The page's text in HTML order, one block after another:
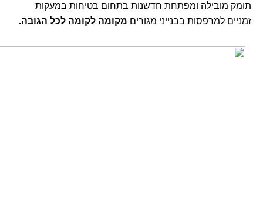
תומק מובילה ומפתחת חדשנות בתחום בטיחות במעקות
זמניים למרפסות בבנייני מגורים מקומה לקומה לכל הגובה.